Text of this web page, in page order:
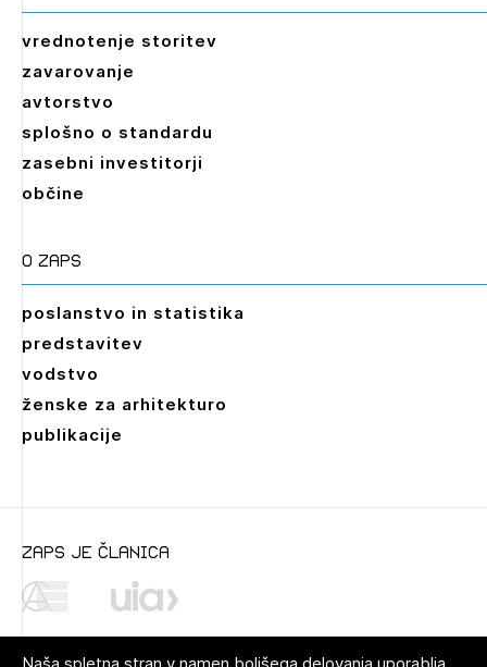
vrednotenje storitev
zavarovanje
avtorstvo
splošno o standardu
zasebni investitorji
občine
O zaps
poslanstvo in statistika
predstavitev
vodstvo
ženske za arhitekturo
publikacije
zaps je članica